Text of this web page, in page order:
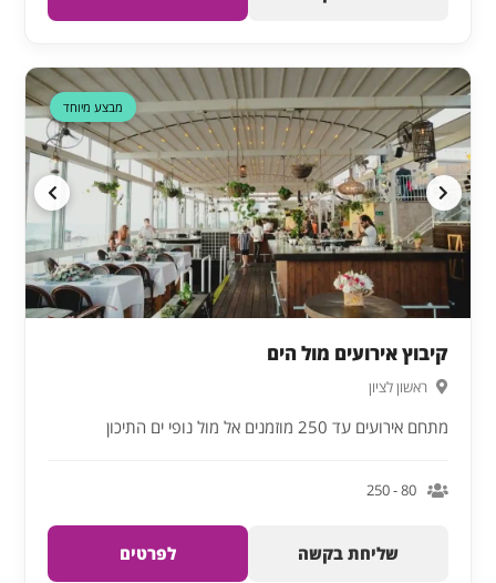
דקה 90
מבצע מיוחד
קיבוץ אירועים מול הים
ראשון לציון
מתחם אירועים עד 250 מוזמנים אל מול נופי ים התיכון
80 - 250
שליחת בקשה לפרטים